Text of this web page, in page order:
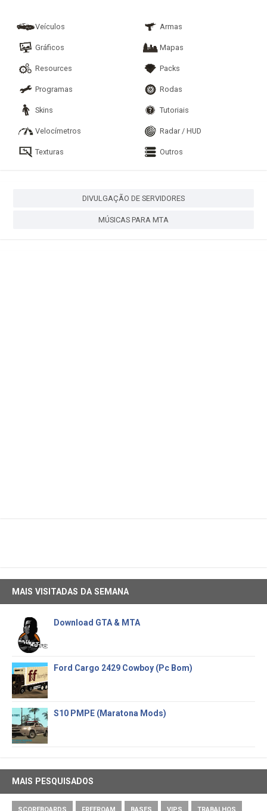
Veículos Armas
Gráficos Mapas
Resources Packs
Programas Rodas
Skins Tutoriais
Velocímetros Radar / HUD
Texturas Outros
DIVULGAÇÃO DE SERVIDORES
MÚSICAS PARA MTA
MAIS VISITADAS DA SEMANA
Download GTA & MTA
Ford Cargo 2429 Cowboy (Pc Bom)
S10 PMPE (Maratona Mods)
MAIS PESQUISADOS
SCOREBOARDS FREEROAM BASES VIPS TRABALHOS